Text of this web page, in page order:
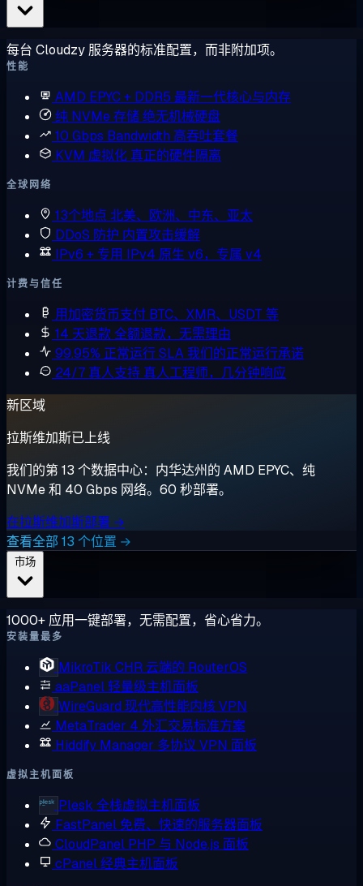
每台 Cloudzy 服务器的标准配置，而非附加项。
性能
AMD EPYC + DDR5 最新一代核心与内存
纯 NVMe 存储绝无机械硬盘
10 Gbps Bandwidth 高吞吐套餐
KVM 虚拟化 真正的硬件隔离
全球网络
13个地点 北美、欧洲、中东、亚太
DDoS 防护 内置攻击缓解
IPv6 + 专用 IPv4 原生 v6，专属 v4
计费与信任
用加密货币支付 BTC、XMR、USDT 等
14 天退款全额退款，无需理由
99.95% 正常运行 SLA我们的正常运行承诺
24/7 真人支持 真人工程师，几分钟响应
新区域
拉斯维加斯已上线
我们的第 13 个数据中心：内华达州的 AMD EPYC、纯
NVMe 和 40 Gbps 网络。60 秒部署。
在拉斯维加斯部署 →
查看全部 13 个位置 →
1000+ 应用一键部署，无需配置，省心省力。
安装量最多
MikroTik CHR 云端的 RouterOS
aaPanel轻量级主机面板
WireGuard 现代高性能内核 VPN
MetaTrader 4 外汇交易标准方案
Hiddify Manager 多协议 VPN 面板
虚拟主机面板
Plesk 全栈虚拟主机面板
FastPanel 免费、快速的服务器面板
CloudPanel PHP 与 Node.js 面板
cPanel经典主机面板